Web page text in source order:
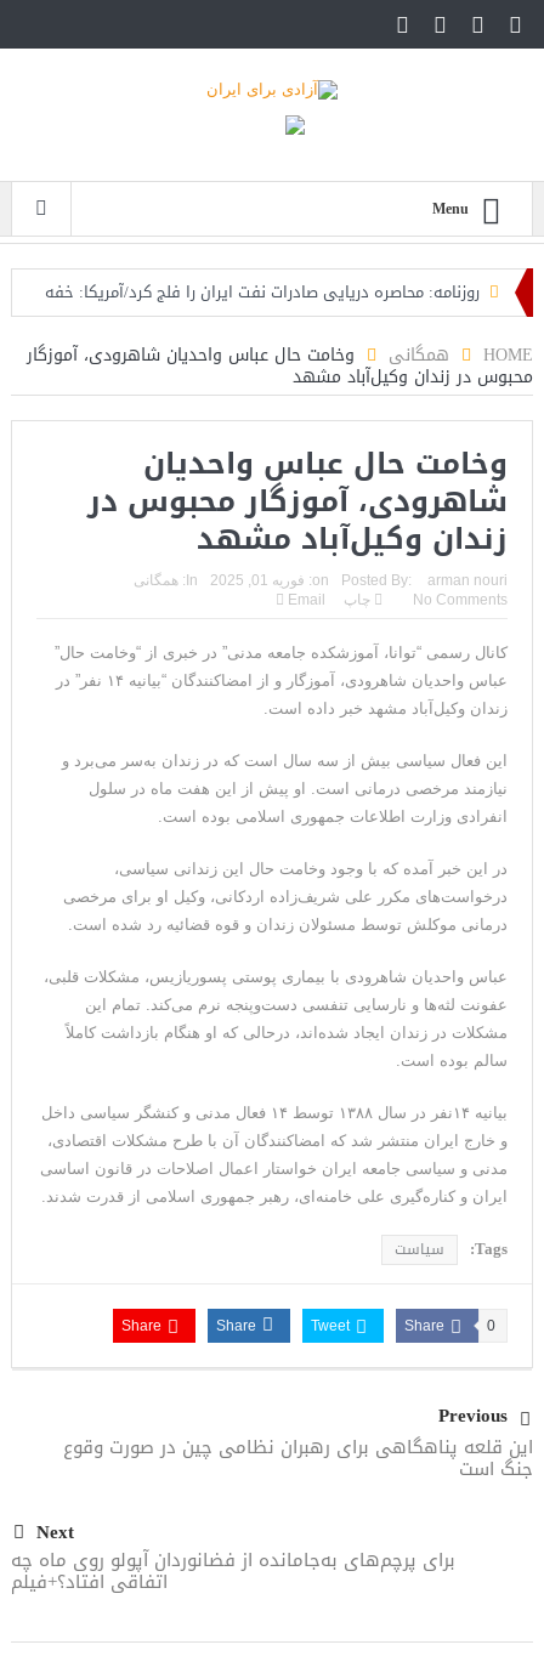
Menu
روزنامه: محاصره دریایی صادرات نفت ایران را فلج کرد/آمریکا: خفه
تحلیلگر سعودی: این توافق‌نامه پیامی بازدارنده در برابر حکومت
ایران است
مقام آمریکایی: تصورِ بازنده بودن برای ترامپ غیرقابل‌تحمل
است+فیلم: تحلیل
مقامات آمریکایی: برخی گزارش‌ها موجب گستاخ‌تر شدن حکومت
ایران خواهد شد
خبرگزاری سپاه پاسداران: رهگیری اهداف متخاصم در نزدیکی جزیره
قشم
تحلیلگر حکومتی: تفاهم هرمز پایان بحران نیست؛ خطر جنگ همچنان
پابرجاست
منیر به عربستان
مقاله: اپوزیسیون بی‌راه‌حل؛ وقتی دشمنی با پهلوی جای نجات
ایران را می‌گیرد
۱۰ تریلیون دلار؛ چگونه جرایم سایبری به سومین اقتصاد بزرگ جهان
تبدیل شد؟
ترامپ: پیروزی عبدال السید اسرائیل‌ستیز، خبر خوبی برای
جمهوری‌خواهان است
HOME همگانی وخامت حال عباس واحدیان شاهرودی، آموزگار
محبوس در زندان وکیل‌آباد مشهد
وخامت حال عباس واحدیان
شاهرودی، آموزگار محبوس در
زندان وکیل‌آباد مشهد
Posted By: arman nouri
on: فوریه 01, 2025 In:
همگانی
No Comments
چاپ Email
کانال رسمی “توانا، آموزشکده جامعه مدنی” در خبری از “وخامت حال”
عباس واحدیان شاهرودی، آموزگار و از امضاکنندگان “بیانیه ۱۴ نفر” در
زندان وکیل‌آباد مشهد خبر داده است.
این فعال سیاسی بیش از سه سال است که در زندان به‌سر می‌برد و
نیازمند مرخصی درمانی است. او پیش از این هفت ماه در سلول
انفرادی وزارت اطلاعات جمهوری اسلامی بوده است.
در این خبر آمده که با وجود وخامت حال این زندانی سیاسی،
درخواست‌های مکرر علی شریف‌زاده اردکانی، وکیل او برای مرخصی
درمانی موکلش توسط مسئولان زندان و قوه قضائیه رد شده است.
عباس واحدیان شاهرودی با بیماری پوستی پسوریازیس، مشکلات قلبی،
عفونت لثه‌ها و نارسایی تنفسی دست‌وپنجه نرم می‌کند. تمام این
مشکلات در زندان ایجاد شده‌اند، درحالی‌ که او هنگام بازداشت کاملاً
سالم بوده است.
بیانیه ۱۴نفر در سال ۱۳۸۸ توسط ۱۴ فعال مدنی و کنشگر سیاسی داخل
و خارج ایران منتشر شد که امضاکنندگان آن با طرح مشکلات اقتصادی،
مدنی و سیاسی جامعه ایران خواستار اعمال اصلاحات در قانون اساسی
ایران و کناره‌گیری علی خامنه‌ای، رهبر جمهوری اسلامی از قدرت شدند.
Tags: سیاست
Share 0
Tweet
Share
Share
Previous
این قلعه پناهگاهی برای رهبران نظامی چین در صورت وقوع
جنگ است
Next
برای پرچم‌های به‌جامانده از فضانوردان آپولو روی ماه چه
اتفاقی افتاد؟+فیلم